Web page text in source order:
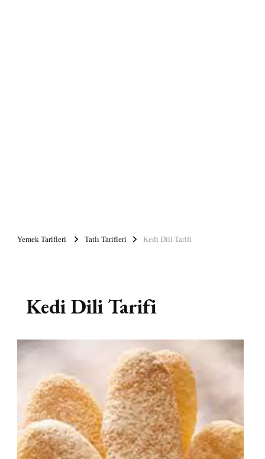
Yemek Tarifleri Tatlı Tarifleri Kedi Dili Tarifi
Kedi Dili Tarifi